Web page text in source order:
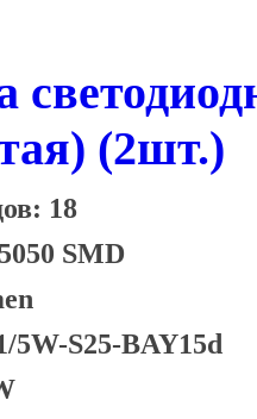
(2шт.)
18
SMD
5W-S25-BAY15d